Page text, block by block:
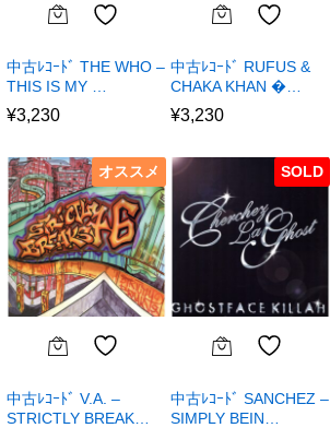
中古ﾚｺｰﾄﾞ THE WHO –
THIS IS MY …
¥3,230
中古ﾚｺｰﾄﾞ RUFUS &
CHAKA KHAN �…
¥3,230
オススメ
中古ﾚｺｰﾄﾞ V.A. –
STRICTLY BREAK…
SOLD
中古ﾚｺｰﾄﾞ SANCHEZ –
SIMPLY BEIN…